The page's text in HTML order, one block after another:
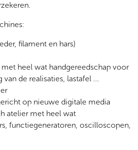
filament en hars)
heel wat handgereedschap voor
van de realisaties, lastafel ...
op nieuwe digitale media
atelier met heel wat
functiegeneratoren, oscilloscopen,